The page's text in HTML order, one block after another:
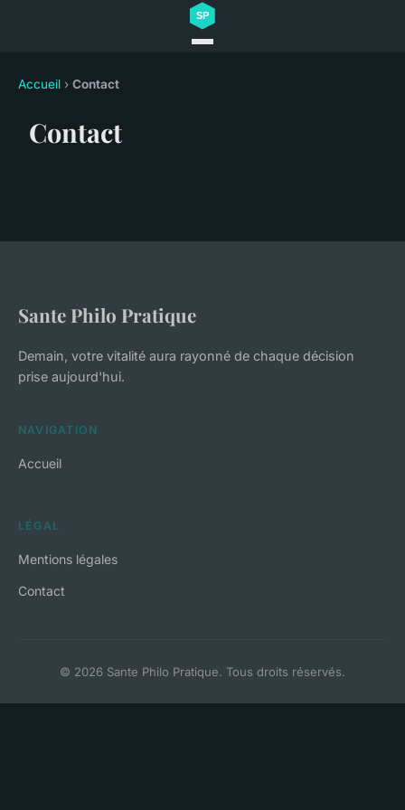
Accueil › Contact
Contact
Sante Philo Pratique
Demain, votre vitalité aura rayonné de chaque décision
prise aujourd'hui.
NAVIGATION
Accueil
LÉGAL
Mentions légales
Contact
© 2026 Sante Philo Pratique. Tous droits réservés.